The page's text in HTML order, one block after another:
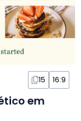
15 16:9
em